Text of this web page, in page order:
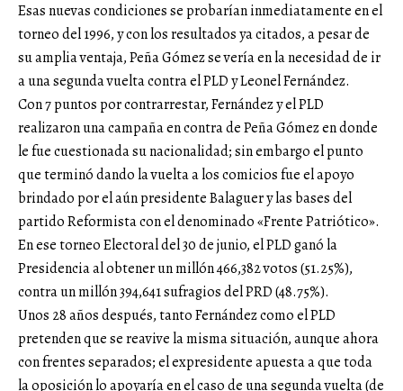
Esas nuevas condiciones se probarían inmediatamente en el
torneo del 1996, y con los resultados ya citados, a pesar de
su amplia ventaja, Peña Gómez se vería en la necesidad de ir
a una segunda vuelta contra el PLD y Leonel Fernández.
Con 7 puntos por contrarrestar, Fernández y el PLD
realizaron una campaña en contra de Peña Gómez en donde
le fue cuestionada su nacionalidad; sin embargo el punto
que terminó dando la vuelta a los comicios fue el apoyo
brindado por el aún presidente Balaguer y las bases del
partido Reformista con el denominado «Frente Patriótico».
En ese torneo Electoral del 30 de junio, el PLD ganó la
Presidencia al obtener un millón 466,382 votos (51.25%),
contra un millón 394,641 sufragios del PRD (48.75%).
Unos 28 años después, tanto Fernández como el PLD
pretenden que se reavive la misma situación, aunque ahora
con frentes separados; el expresidente apuesta a que toda
la oposición lo apoyaría en el caso de una segunda vuelta (de